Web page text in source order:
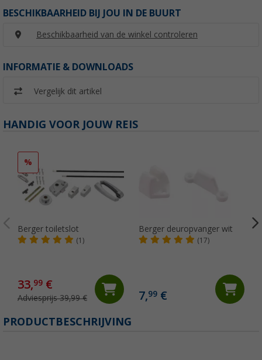
BESCHIKBAARHEID BIJ JOU IN DE BUURT
Beschikbaarheid van de winkel controleren
INFORMATIE & DOWNLOADS
Vergelijk dit artikel
HANDIG VOOR JOUW REIS
%
Berger toiletslot
(1)
33,99 €
Adviesprijs 39,99 €
Berger deuropvanger wit
(17)
7,99€
PRODUCTBESCHRIJVING